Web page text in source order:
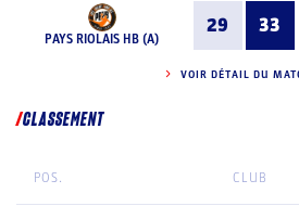
PAYS RIOLAIS HB (A)
29 33
VOIR DÉTAIL DU
CLASSEMENT
POS. CLUB